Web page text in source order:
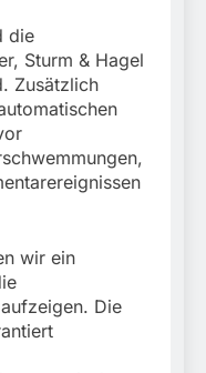
die
Sturm & Hagel
Zusätzlich
wir ein
Die